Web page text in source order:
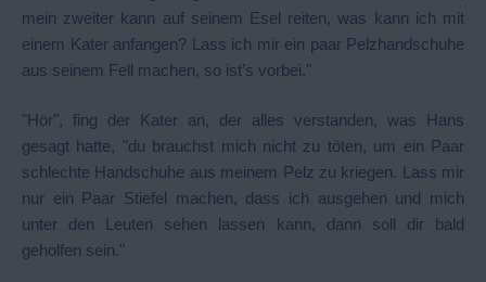
mein zweiter kann auf seinem Esel reiten, was kann ich mit
einem Kater anfangen? Lass ich mir ein paar Pelzhandschuhe
aus seinem Fell machen, so ist’s vorbei."
"Hör", fing der Kater an, der alles verstanden, was Hans
gesagt hatte, "du brauchst mich nicht zu töten, um ein Paar
schlechte Handschuhe aus meinem Pelz zu kriegen. Lass mir
nur ein Paar Stiefel machen, dass ich ausgehen und mich
unter den Leuten sehen lassen kann, dann soll dir bald
geholfen sein."